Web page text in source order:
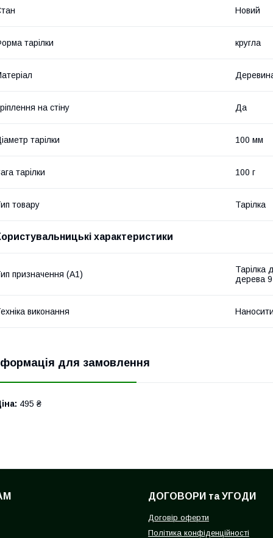
Новий
тарілки кругла
на стіну Да
тарілки 100 мм
тарілки 100 г
товару Тарілка
характеристики
призначення (А1)
Тарілка
дерева
виконання
для замовлення
495 ₴
ДОГОВОРИ та УГОДИ
Договір оферти
Політика конфіденційності